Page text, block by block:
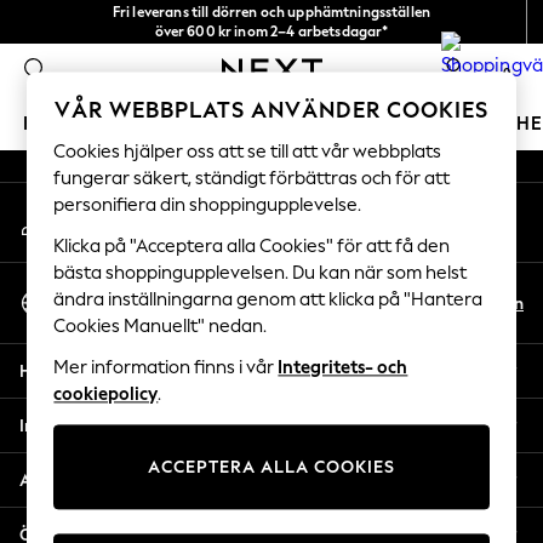
Fri leverans till dörren och upphämtningsställen
över 600 kr inom 2–4 arbetsdagar*
0
FLICKOR POJKAR BABY DAMER HERRAR
GIRLS
New In
50 - 92cm
98 - 110cm
116 - 134cm
140 - 174cm
Trending: Top & Short Sets
Trending: Clogs
All Clothing
Coats & Jackets
Sweatshirts & Hoodies
An error occurred on client
Våra sociala nätverk
Mitt konto
Logga in på ditt konto
Välj Språk
Svenska
Sv En
Hjälp
Integritet & Juridik
Avdelningar
Övriga tjänster
VÅR WEBBPLATS ANVÄNDER COOKIES
Cookies hjälper oss att se till att vår webbplats
fungerar säkert, ständigt förbättras och för att
personifiera din shoppingupplevelse.
Klicka på "Acceptera alla Cookies" för att få den
bästa shoppingupplevelsen. Du kan när som helst
ändra inställningarna genom att klicka på "Hantera
Cookies Manuellt" nedan.
Mer information finns i vår Integritets- och
cookiepolicy.
ACCEPTERA ALLA COOKIES